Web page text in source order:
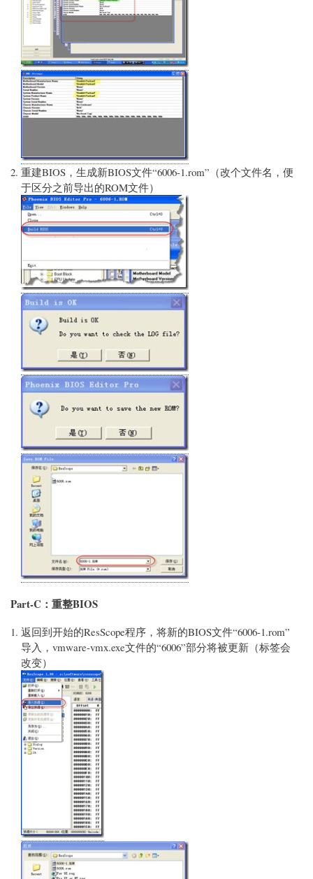
重建BIOS，生成新BIOS文件“6006-1.rom”（改个文件名，便
于区分之前导出的ROM文件）
Part-C：重整BIOS
返回到开始的ResScope程序，将新的BIOS文件“6006-1.rom”
导入，vmware-vmx.exe文件的“6006”部分将被更新（标签会
改变）